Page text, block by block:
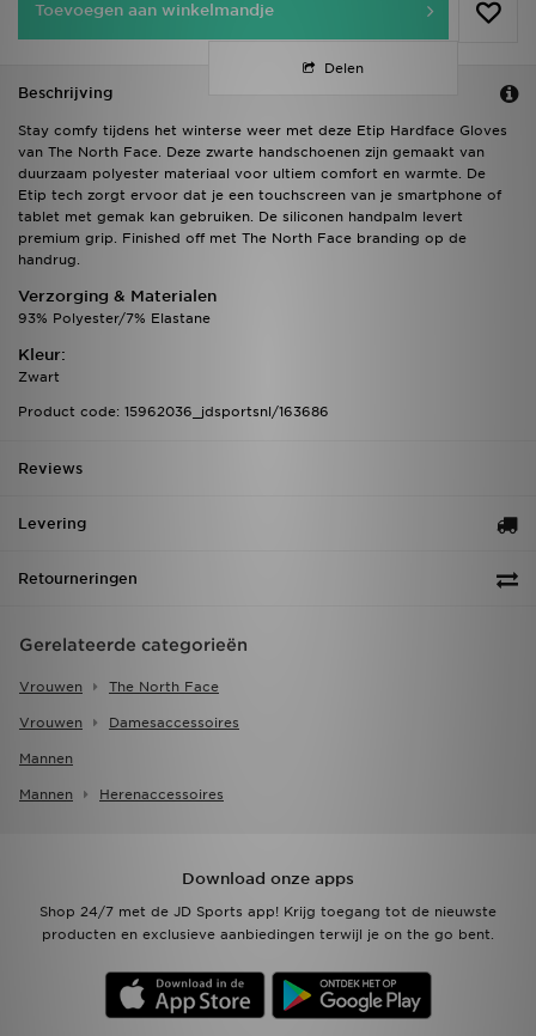
Toevoegen aan winkelmandje
Delen
Beschrijving
Stay comfy tijdens het winterse weer met deze Etip Hardface Gloves
van The North Face. Deze zwarte handschoenen zijn gemaakt van
duurzaam polyester materiaal voor ultiem comfort en warmte. De
Etip tech zorgt ervoor dat je een touchscreen van je smartphone of
tablet met gemak kan gebruiken. De siliconen handpalm levert
premium grip. Finished off met The North Face branding op de
handrug.
Verzorging & Materialen
93% Polyester/7% Elastane
Kleur:
Zwart
Product code: 15962036_jdsportsnl/163686
Reviews
Levering
Retourneringen
Gerelateerde categorieën
Vrouwen The North Face
Vrouwen Damesaccessoires
Mannen
Mannen Herenaccessoires
Download onze apps
Shop 24/7 met de JD Sports app! Krijg toegang tot de nieuwste
producten en exclusieve aanbiedingen terwijl je on the go bent.